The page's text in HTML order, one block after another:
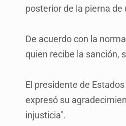
posterior de la pierna de
De acuerdo con la
quien recibe la sanción,
El presidente de
expresó su
injusticia".